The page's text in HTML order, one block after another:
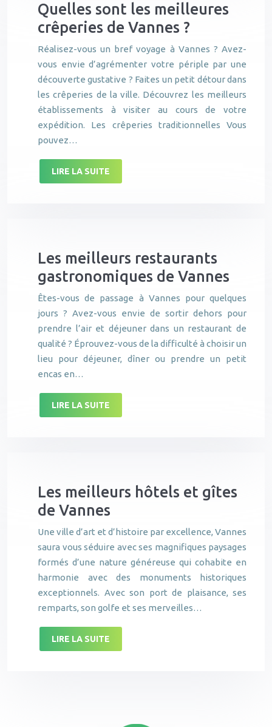
Quelles sont les meilleures
crêperies de Vannes ?
Réalisez-vous un bref voyage à Vannes ? Avez-
vous envie d’agrémenter votre périple par une
découverte gustative ? Faites un petit détour dans
les crêperies de la ville. Découvrez les meilleurs
établissements à visiter au cours de votre
expédition. Les crêperies traditionnelles Vous
pouvez…
LIRE LA SUITE
Les meilleurs restaurants
gastronomiques de Vannes
Êtes-vous de passage à Vannes pour quelques
jours ? Avez-vous envie de sortir dehors pour
prendre l’air et déjeuner dans un restaurant de
qualité ? Éprouvez-vous de la difficulté à choisir un
lieu pour déjeuner, dîner ou prendre un petit
encas en…
LIRE LA SUITE
Les meilleurs hôtels et gîtes
de Vannes
Une ville d’art et d’histoire par excellence, Vannes
saura vous séduire avec ses magnifiques paysages
formés d’une nature généreuse qui cohabite en
harmonie avec des monuments historiques
exceptionnels. Avec son port de plaisance, ses
remparts, son golfe et ses merveilles…
LIRE LA SUITE